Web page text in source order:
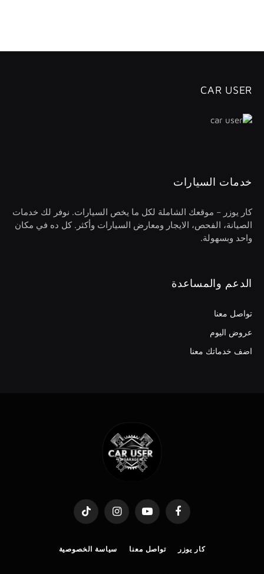
CAR USER
خدمات السيارات
كار يوزر – موقعك الشاملة لكل ما يخص السيارات. نوفر لك خدمات
الصيانة، الفحص، الايجار ومعارض السيارات وأكثر. كل ده في مكان
واحد وبسهولة.
الدعم والمساعدة
تواصل معنا
عروض اليوم
اضف خدماتك معنا
Facebook
YouTube
Instagram
TikTok
كار يوزر تواصل معنا سياسة الخصوصية